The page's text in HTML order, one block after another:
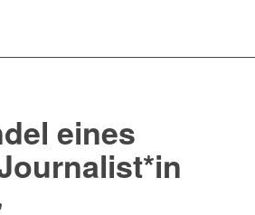
eines